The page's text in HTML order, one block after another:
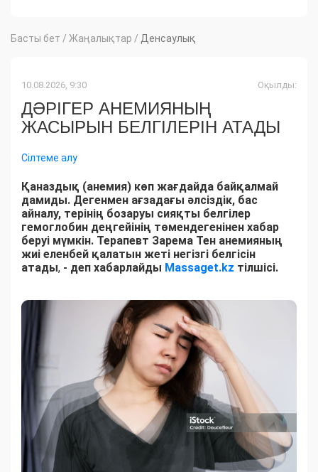
Басты бет / Жаңалықтар / Денсаулық
10.08.2026, 9:30 Оқылды:
ДӘРІГЕР АНЕМИЯНЫҢ
ЖАСЫРЫН БЕЛГІЛЕРІН АТАДЫ
Сілтеме алу
Қаназдық (анемия) көп жағдайда байқалмай
дамиды. Дегенмен ағзадағы әлсіздік, бас
айналу, терінің бозаруы сияқты белгілер
гемоглобин деңгейінің төмендегенінен хабар
беруі мүмкін. Терапевт Зарема Тен анемияның
жиі еленбей қалатын жеті негізгі белгісін
атады, - деп хабарлайды Massaget.kz тілшісі.